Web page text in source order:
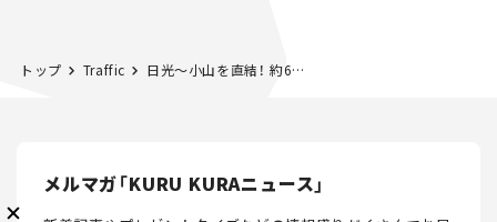
トップ Traffic 日光～小山を直結！ 約60kmの新バイパス「栃木西部都市連絡道路」が整備進行中。新工区も延伸開通、壮大な計画の現状は【いま気になる道路計画】
メルマガ「KURU KURAニュース」
follow us